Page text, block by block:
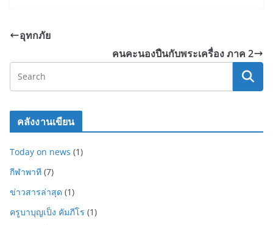
อุทกภัย
คนคะนองปืนกับพระเครื่อง ภาค 2
คลังงานเขียน
Today on news (1)
กีฬาพาที (7)
ข่าวสารล่าสุด (1)
ครูบาบุญเป็ง คัมภีโร (1)